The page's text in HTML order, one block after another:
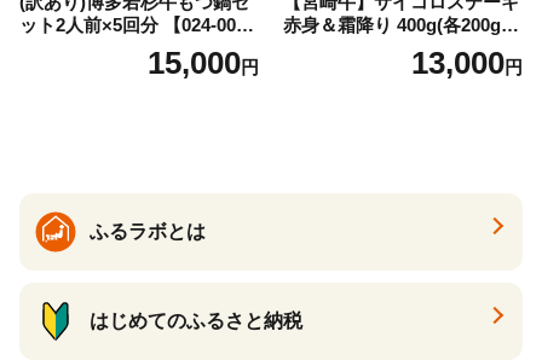
ット2人前×5回分 【024-002
15,000円
赤身＆霜降り 400g(各200g×
１P 計2P) 真空パック 冷凍
13,000円
ふるラボとは
はじめてのふるさと納税